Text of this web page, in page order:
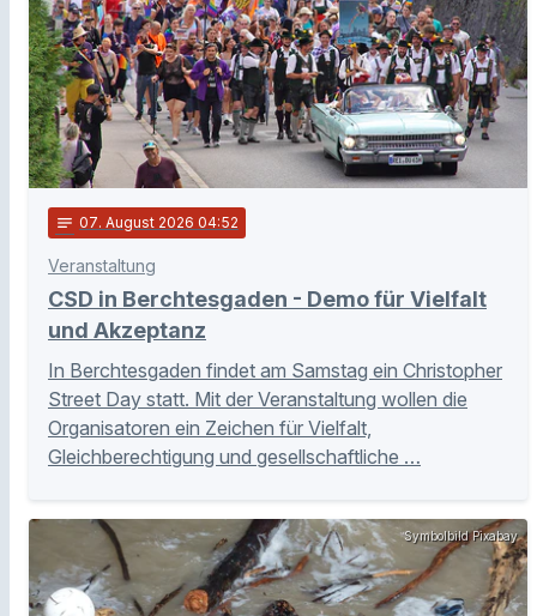
notes 07. August 2026 04:52
Veranstaltung
CSD in Berchtesgaden - Demo für Vielfalt
und Akzeptanz
In Berchtesgaden findet am Samstag ein Christopher
Street Day statt. Mit der Veranstaltung wollen die
Organisatoren ein Zeichen für Vielfalt,
Gleichberechtigung und gesellschaftliche …
Symbolbild Pixabay